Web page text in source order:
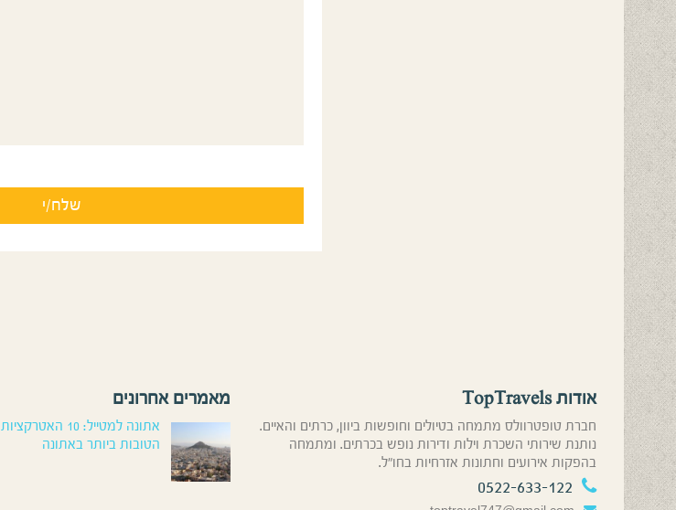
מאמרים אחרונים
אתונה למטייל: 10 האטרקציות
הטובות ביותר באתונה
אודות TopTravels
חברת טופטרוולס מתמחה בטיולים וחופשות ביוון, כרתים והאיים.
נותנת שירותי השכרת וילות ודירות נופש בכרתים. ומתמחה
בהפקות אירועים וחתונות אזרחיות בחו”ל.
0522-633-122